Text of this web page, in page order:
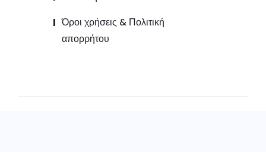
Όροι χρήσεις & Πολιτική
απορρήτου